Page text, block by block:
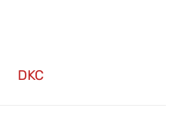
DKC